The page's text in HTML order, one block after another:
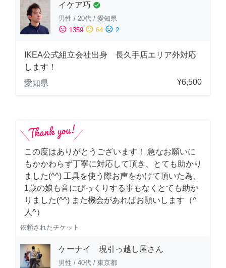
イケア巧 check_circle
男性 / 20代 / 愛知県
sentiment_satisfied 1359 sentiment_neutral 64 sentiment_dissatisfied 2
IKEA公式組立会社出身 長久手店エリア外対応
します！
愛知県
¥6,500
この度はありがとうございます！ 急なお願いに
もかかわらず丁寧に対応して頂き、とても助かり
ました(^^) 工具を使う際お声をかけて頂いた為、
1歳の娘も音にびっくりする事もなくとても助か
りました(^^) また機会があればお願いします（^
人^）
依頼されたチケット
ケーナイ 現引っ越し屋さん
男性 / 40代 / 東京都